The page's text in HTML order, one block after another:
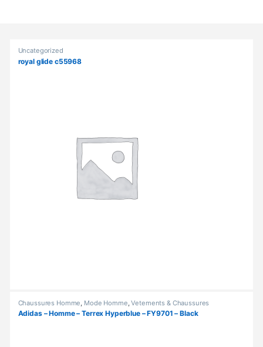
Products Grid
Uncategorized
royal glide c55968
Chaussures Homme Mode Homme ,Vetements & Chaussures
Adidas – Homme – Terrex Hyperblue – FY9701 – Black